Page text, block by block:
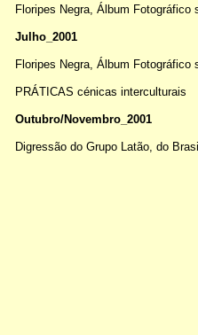
Floripes Negra, Álbum
Julho_2001
Floripes Negra, Álbum
PRÁTICAS cénicas interculturais
Outubro/Novembro_2001
Digressão do Grupo Latão, do Brasil